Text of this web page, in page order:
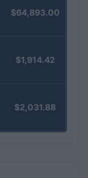
$64,893.00
$1,914.42
$2,031.88